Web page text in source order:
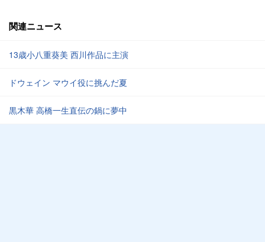
関連ニュース
13歳小八重葵美 西川作品に主演
ドウェイン マウイ役に挑んだ夏
黒木華 高橋一生直伝の鍋に夢中